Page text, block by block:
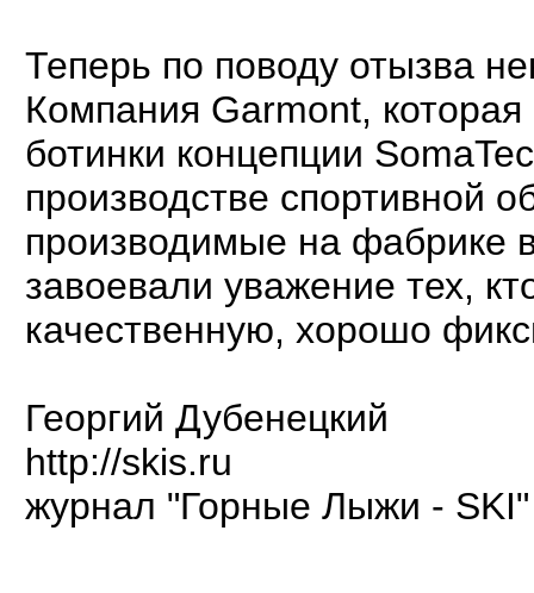
Теперь по поводу отызва
Компания Garmont,
ботинки концепции
производстве спортивной
производимые на фабрике
завоевали уважение тех,
качественную, хорошо
Георгий Дубенецкий
http://skis.ru
журнал "Горные Лыжи - SKI"